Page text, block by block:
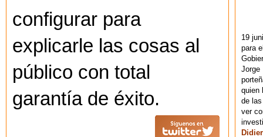
configurar para
explicarle las cosas al
público con total
garantía de éxito.
19
para
Jorge
quien
de
ver
Didier